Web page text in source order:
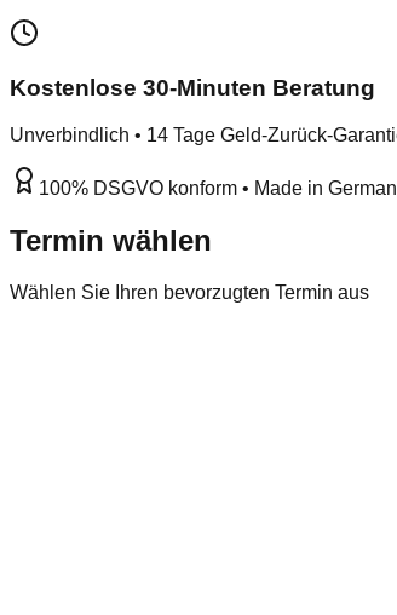
Kostenlose 30-Minuten Beratung
Unverbindlich • 14 Tage Geld-Zurück-
100% DSGVO konform • Made in
Termin wählen
Wählen Sie Ihren bevorzugten Termin aus